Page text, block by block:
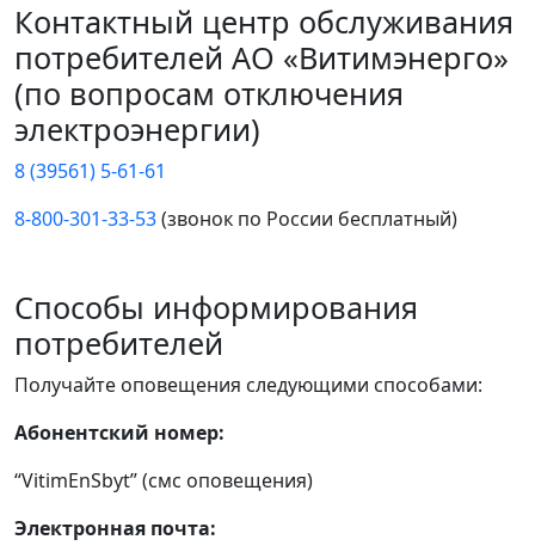
Контактный центр обслуживания
потребителей АО «Витимэнерго»
(по вопросам отключения
электроэнергии)
8 (39561) 5-61-61
8-800-301-33-53(звонок по России бесплатный)
Способы информирования
потребителей
Получайте оповещения следующими способами:
Абонентский номер:
“VitimEnSbyt” (смс оповещения)
Электронная почта: